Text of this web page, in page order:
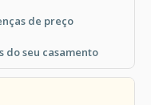
de preço
do seu casamento